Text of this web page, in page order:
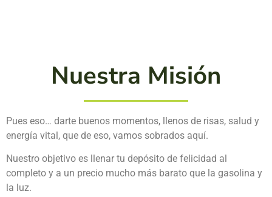
Nuestra Misión
Pues eso… darte buenos momentos, llenos de risas, salud y
energía vital, que de eso, vamos sobrados aquí.
Nuestro objetivo es llenar tu depósito de felicidad al
completo y a un precio mucho más barato que la gasolina y
la luz.